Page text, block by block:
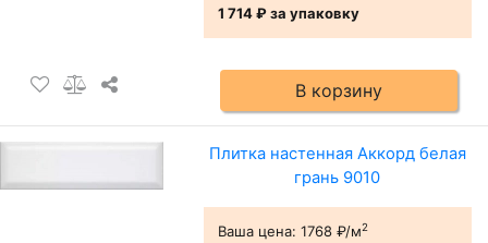
1 714 ₽за упаковку
В корзину
Плитка настенная Аккорд белая
грань 9010
Ваша цена: 1768 ₽/м2